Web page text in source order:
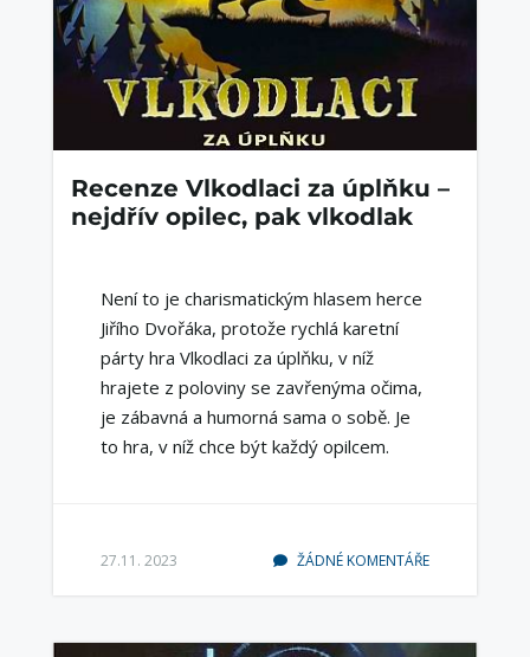
Recenze Vlkodlaci za úplňku –
nejdřív opilec, pak vlkodlak
Není to je charismatickým hlasem herce
Jiřího Dvořáka, protože rychlá karetní
párty hra Vlkodlaci za úplňku, v níž
hrajete z poloviny se zavřenýma očima,
je zábavná a humorná sama o sobě. Je
to hra, v níž chce být každý opilcem.
27.11. 2023 ŽÁDNÉ KOMENTÁŘE